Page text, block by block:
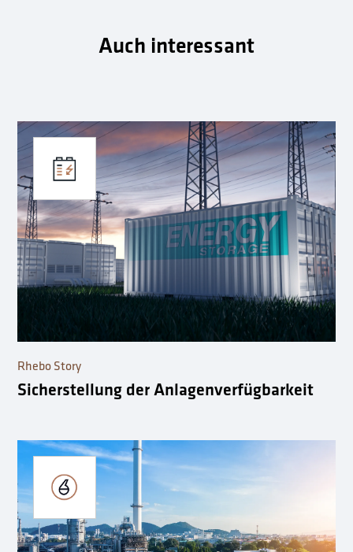
Auch interessant
Rhebo Story
Sicherstellung der Anlagenverfügbarkeit